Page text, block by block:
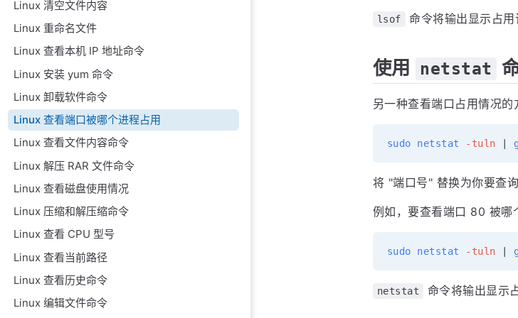
Linux 清空文件内容
Linux 重命名文件
Linux 查看本机 IP 地址命令
Linux 安装 yum 命令
Linux 卸载软件命令
Linux 查看端口被哪个进程占用
Linux 查看文件内容命令
Linux 解压 RAR 文件命令
Linux 查看磁盘使用情况
Linux 压缩和解压缩命令
Linux 查看 CPU 型号
Linux 查看当前路径
Linux 查看历史命令
Linux 编辑文件命令
lsof 命令将输出显示占用
使用 netstat
另一种查看端口占用情况的
sudo netstat -tuln
将 "端口号" 替换为你要查询
例如，要查看端口 80 被哪
sudo netstat -tuln
netstat 命令将输出显示